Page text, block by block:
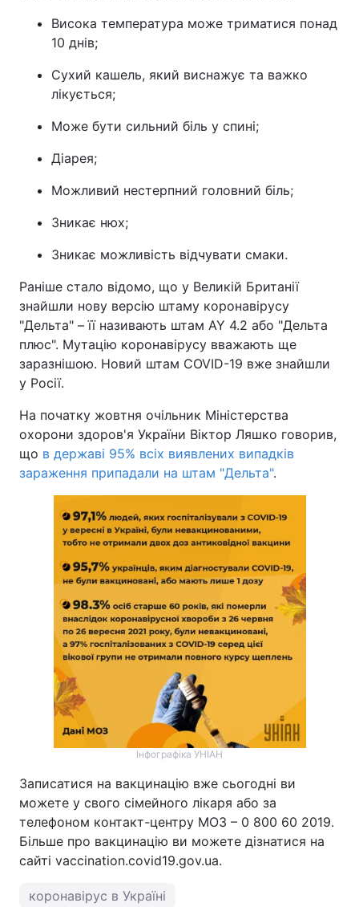
Висока температура може триматися понад
10 днів;
Сухий кашель, який виснажує та важко
лікується;
Може бути сильний біль у спині;
Діарея;
Можливий нестерпний головний біль;
Зникає нюх;
Зникає можливість відчувати смаки.
Раніше стало відомо, що у Великій Британії
знайшли нову версію штаму коронавірусу
"Дельта" – її називають штам AY 4.2 або "Дельта
плюс". Мутацію коронавірусу вважають ще
заразнішою. Новий штам COVID-19 вже знайшли
у Росії.
На початку жовтня очільник Міністерства
охорони здоров'я України Віктор Ляшко говорив,
що в державі 95% всіх виявлених випадків
зараження припадали на штам "Дельта".
Інфографіка УНІАН
Записатися на вакцинацію вже сьогодні ви
можете у свого сімейного лікаря або за
телефоном контакт-центру МОЗ – 0 800 60 2019.
Більше про вакцинацію ви можете дізнатися на
сайті vaccination.covid19.gov.ua.
коронавірус в Україні